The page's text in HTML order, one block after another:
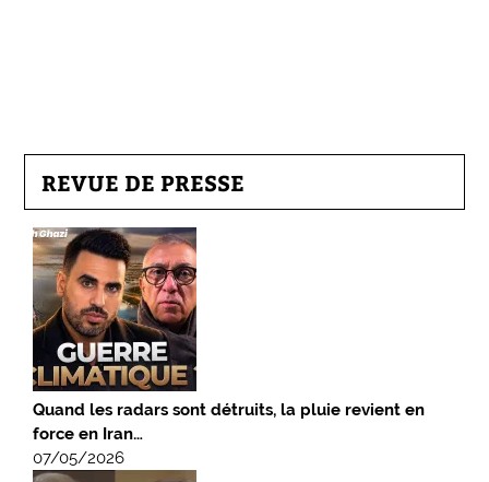
REVUE DE PRESSE
Quand les radars sont détruits, la pluie revient en
force en Iran…
07/05/2026